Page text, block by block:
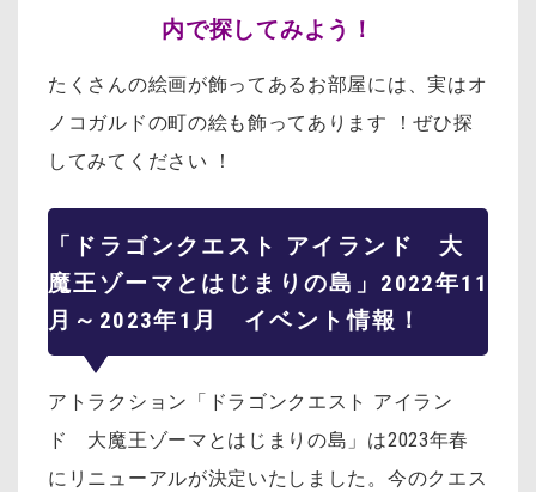
内で探してみよう！
たくさんの絵画が飾ってあるお部屋には、実はオ
ノコガルドの町の絵も飾ってあります ！ぜひ探
してみてください ！
「ドラゴンクエスト アイランド 大
魔王ゾーマとはじまりの島」 2022年11
月～2023年1月 イベント情報！
アトラクション「ドラゴンクエスト アイラン
ド 大魔王ゾーマとはじまりの島」は2023年春
にリニューアルが決定いたしました。今のクエス